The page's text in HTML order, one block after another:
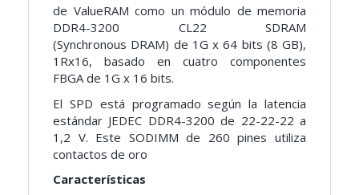
de ValueRAM como un módulo de memoria
DDR4-3200 CL22 SDRAM
(Synchronous DRAM) de 1G x 64 bits (8 GB),
1Rx16, basado en cuatro componentes
FBGAde 1G x 16 bits.
El SPD está programado según la latencia
estándar JEDEC DDR4-3200 de 22-22-22 a
1,2 V. Este SODIMM de 260 pines utiliza
contactos de oro
Características